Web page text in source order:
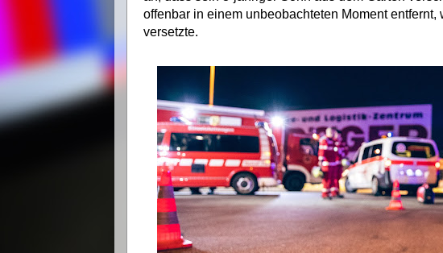
offenbar in einem unbeobachteten Moment
versetzte.